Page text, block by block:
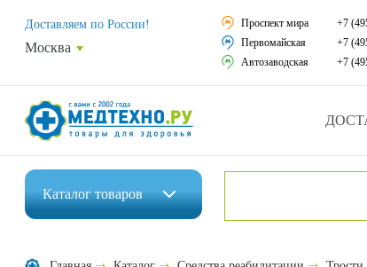
Средства
Средства по
Домашняя
Доставляем по России!
Москва
Проспект мира
+7
Первомайская
+7
Автозаводская
+7
Каталогтоваров